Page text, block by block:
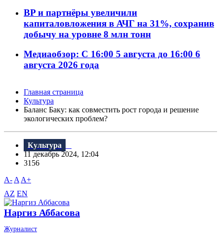
BP и партнёры увеличили
капиталовложения в АЧГ на 31%, сохранив
добычу на уровне 8 млн тонн
Медиаобзор: С 16:00 5 августа до 16:00 6
августа 2026 года
Главная страница
Культура
Баланс Баку: как совместить рост города и решение
экологических проблем?
Культура
11 декабрь 2024, 12:04
3156
A- A A+
AZ EN
Наргиз Аббасова
Журналист